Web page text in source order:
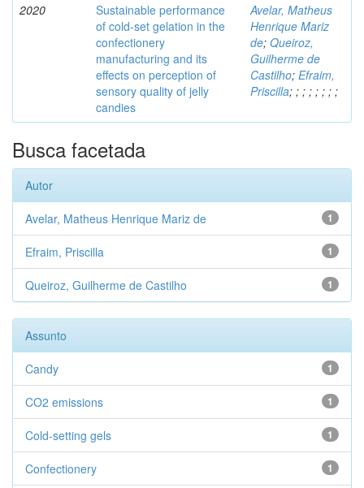
2020
Sustainable performance
of cold-set gelation in the
confectionery
manufacturing and its
effects on perception of
sensory quality of jelly
candies
Avelar, Matheus
Henrique Mariz
de; Queiroz,
Guilherme de
Castilho; Efraim,
Priscilla; ; ; ; ; ; ; ;
Busca facetada
Autor
1
Avelar, Matheus Henrique Mariz de
1
Efraim, Priscilla
1
Queiroz, Guilherme de Castilho
Assunto
1
Candy
1
CO2 emissions
1
Cold-setting gels
1
Confectionery